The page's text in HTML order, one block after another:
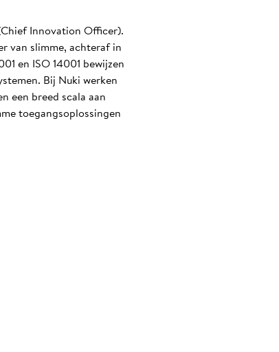
Innovation Officer).
van slimme, achteraf in
en ISO 14001 bewijzen
Bij Nuki werken
een breed scala aan
toegangsoplossingen